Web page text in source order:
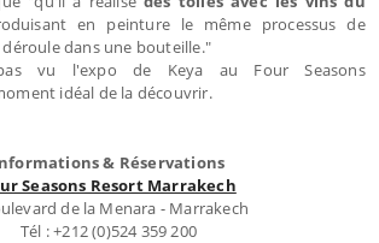
en peinture le même processus de
dans une bouteille."
vu l'expo de Keya au Four Seasons
idéal de la découvrir.
& Réservations
Seasons Resort Marrakech
de la Menara - Marrakech
Tél : +212 (0)524 359 200